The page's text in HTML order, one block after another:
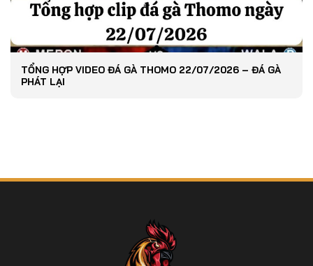
TỔNG HỢP VIDEO ĐÁ GÀ THOMO 22/07/2026 – ĐÁ GÀ
PHÁT LẠI